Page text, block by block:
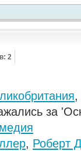
2
,
за
, Роберт